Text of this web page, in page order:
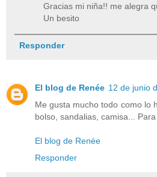
Gracias mi niña!! me alegra
Un besito
Responder
El blog de Renée 12 de junio
Me gusta mucho todo como lo
bolso, sandalias, camisa...
El blog de Renée
Responder